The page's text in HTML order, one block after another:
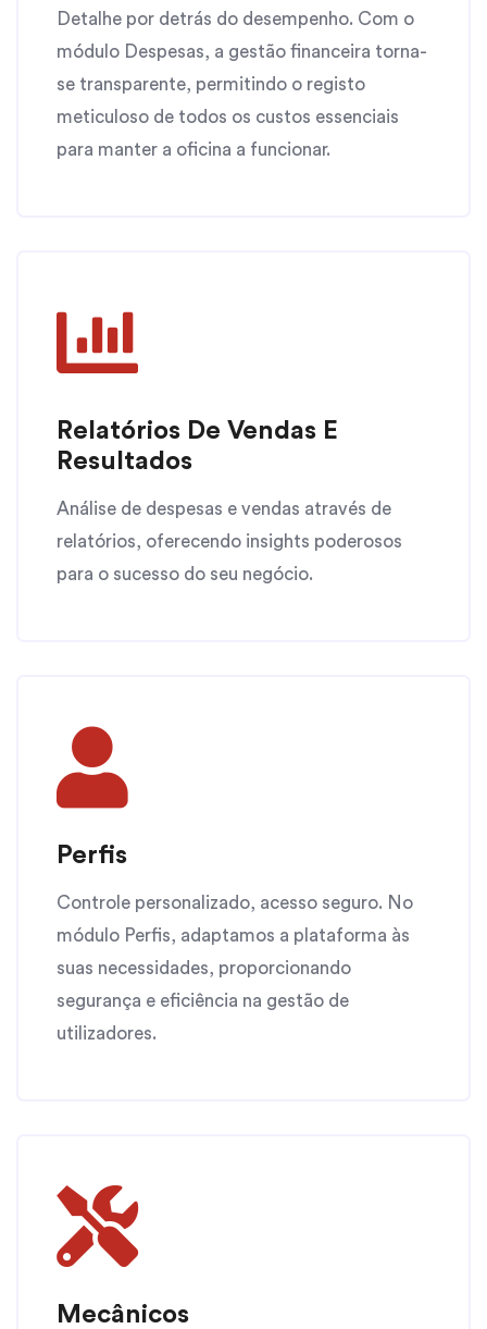
Detalhe por detrás do desempenho. Com o
módulo Despesas, a gestão financeira torna-
se transparente, permitindo o registo
meticuloso de todos os custos essenciais
para manter a oficina a funcionar.
Relatórios De Vendas E
Resultados
Análise de despesas e vendas através de
relatórios, oferecendo insights poderosos
para o sucesso do seu negócio.
Perfis
Controle personalizado, acesso seguro. No
módulo Perfis, adaptamos a plataforma às
suas necessidades, proporcionando
segurança e eficiência na gestão de
utilizadores.
Mecânicos